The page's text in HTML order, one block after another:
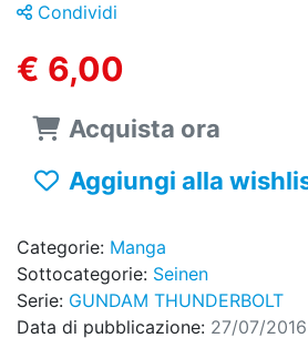
Condividi
€ 6,00
Acquista ora
Aggiungi alla
Categorie: Manga
Sottocategorie: Seinen
Serie: GUNDAM THUNDERBOLT
Data di pubblicazione: 27/07/2016